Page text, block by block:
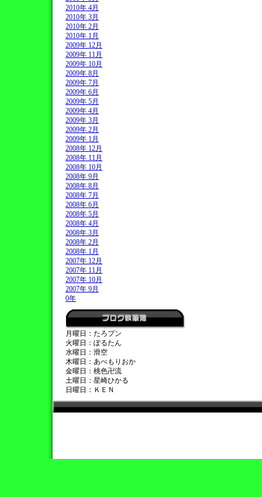
2010年 4月
2010年 3月
2010年 2月
2010年 1月
2009年 12月
2009年 11月
2009年 10月
2009年 8月
2009年 7月
2009年 6月
2009年 5月
2009年 4月
2009年 3月
2009年 2月
2009年 1月
2008年 12月
2008年 11月
2008年 10月
2008年 9月
2008年 8月
2008年 7月
2008年 6月
2008年 5月
2008年 4月
2008年 3月
2008年 2月
2008年 1月
2007年 12月
2007年 11月
2007年 10月
2007年 9月
0年
月曜日：たろプン
火曜日：ぽるたん
水曜日：滑空
木曜日：あべもりおか
金曜日：桃色卍流
土曜日：星崎ひかる
日曜日：ＫＥＮ